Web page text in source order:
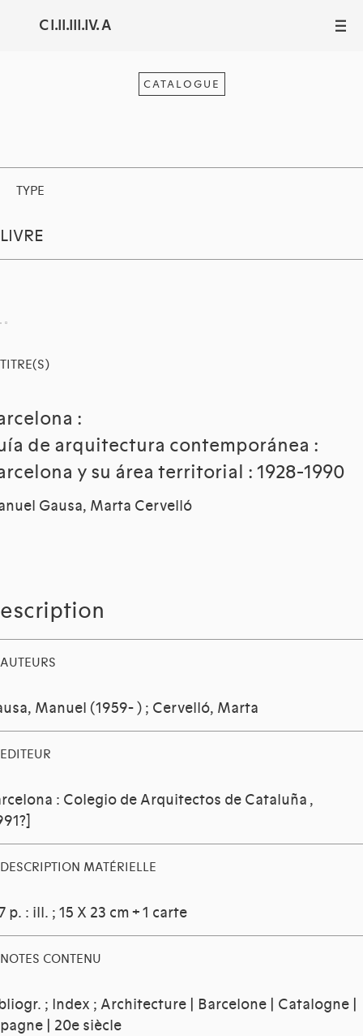
C I.II.III.IV. A III
CATALOGUE
TYPE
LIVRE
TITRE(S)
:
de arquitectura contemporánea :
y su área territorial : 1928-1990
Gausa, Marta Cervelló
AUTEURS
Manuel (1959- ) ; Cervelló, Marta
EDITEUR
: Colegio de Arquitectos de Cataluña ,
DESCRIPTION MATÉRIELLE
p. : ill. ; 15 X 23 cm + 1 carte
NOTES CONTENU
; Index ; Architecture | Barcelone | Catalogne |
| 20e siècle